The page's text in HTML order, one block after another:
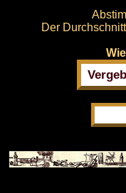
Der